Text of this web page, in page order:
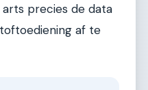
precies de data
af te